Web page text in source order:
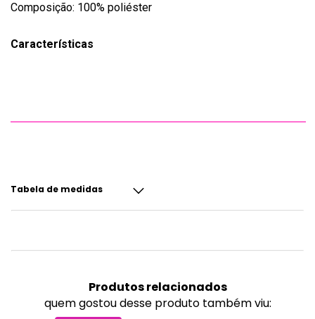
Composição: 100% poliéster
Características
Tabela de medidas
Produtosrelacionados
quem gostou desse produto também viu: